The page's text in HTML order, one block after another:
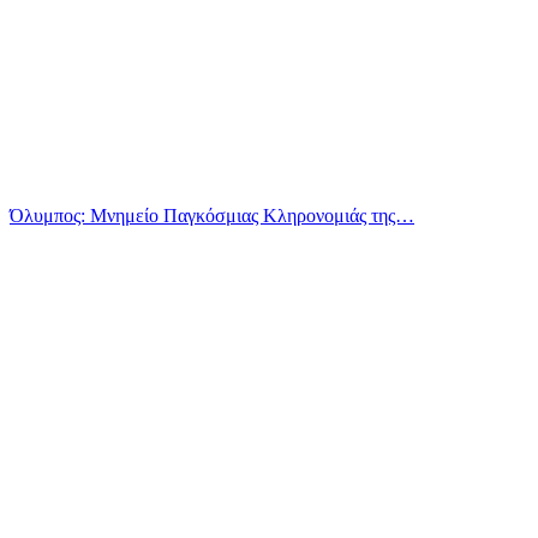
Όλυμπος: Μνημείο Παγκόσμιας Κληρονομιάς της…